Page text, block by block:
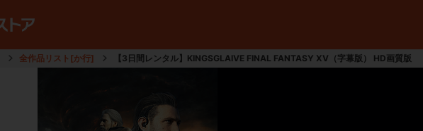
全作品リスト[か行] 【3日間レンタル】KINGSGLAIVE FINAL FANTASY XV（字幕版） HD画質版